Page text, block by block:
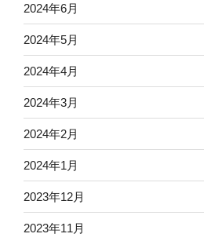
2024年6月
2024年5月
2024年4月
2024年3月
2024年2月
2024年1月
2023年12月
2023年11月